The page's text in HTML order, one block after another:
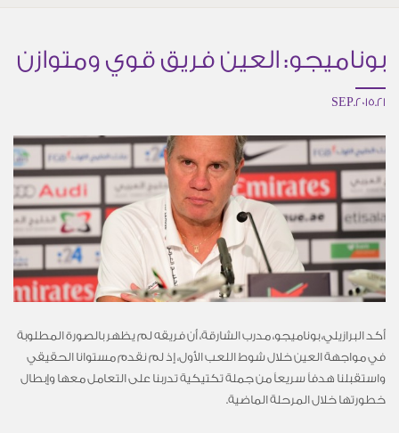
بوناميجو: العين فريق قوي ومتوازن
21.SEP.2015
أكد البرازيلي، بوناميجو، مدرب الشارقة، أن فريقه لم يظهر بالصورة المطلوبة
في مواجهة العين خلال شوط اللعب الأول، إذ لم نقدم مستوانا الحقيقي
واستقبلنا هدفاً سريعاً من جملة تكتيكية تدربنا على التعامل معها وإبطال
خطورتها خلال المرحلة الماضية.